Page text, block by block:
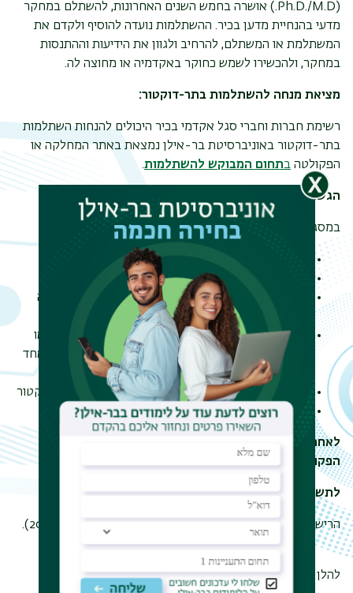
(Ph.D./M.D.) אושרה בחמש השנים האחרונות, להשתלם במחקר
מדעי בהנחיית מדען בכיר. ההשתלמות נועדה להוסיף ולקדם את
המשתלמת או המשתלם, להרחיב ולגוון את הידיעות וההתנסות
במחקר, ולהכשירו לשמש כחוקר באקדמיה או מחוצה לה.
מציאת מנחה להשתלמות בתר-דוקטור:
רשימת חברות וחברי סגל אקדמי בכיר היכולים להנחות השתלמות
בתר-דוקטור באוניברסיטת בר-אילן נמצאת באתר המחלקה או
הפקולטה בתחום המבוקש להשתלמות.
הגשת מועמדות להשתלמות בתר-דוקטור
במסגרת הגשת מועמדות בטופס הרישום חובה לצרף:
קורות חיים כולל רשימת פרסומים
אישור הסכמה בכתב של חבר סגל אקדמי, בדרגת מרצה
בכיר ומעלה, להיות מנחה להשתלמות בתר-דוקטור
אישור הגשת דיסרטציה או אישור זכאות לתואר שלישי או
דיפלומה לתואר שלישי (המאוחר ביניהם)- ללא הגשת אחד
מהאישורים הללו ההרשמה לבתר דוקטור תבוטל.
חתימות מועמד/ת להשתלמות והמנחה על נוהל בתר-דוקטור
לפחות מכתב המלצה אחד.
לאחר אישור ראש המחלקה תועבר הבקשה לאישור דקן
הפקולטה הרלוונטית ו
לתשומת לבך,
הרישום המקוון לבתר דוקטור פתוח לשנת תשפ"ז (2026–2027).
להלן קישורים רלוונטיים להגשת הבקשה (בעברית):